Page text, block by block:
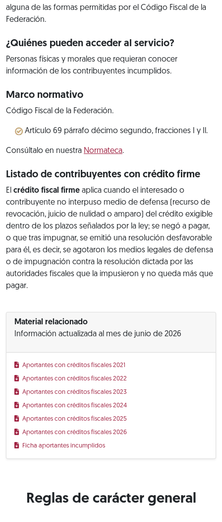
alguna de las formas permitidas por el Código Fiscal de la
Federación.
¿Quiénes pueden acceder al servicio?
Personas físicas y morales que requieran conocer
información de los contribuyentes incumplidos.
Marco normativo
Código Fiscal de la Federación.
Artículo 69 párrafo décimo segundo, fracciones I y Il.
Consúltalo en nuestra Normateca.
Listado de contribuyentes con crédito firme
El crédito fiscal firme aplica cuando el interesado o
contribuyente no interpuso medio de defensa (recurso de
revocación, juicio de nulidad o amparo) del crédito exigible
dentro de los plazos señalados por la ley; se negó a pagar,
o que tras impugnar, se emitió una resolución desfavorable
para él, es decir, se agotaron los medios legales de defensa
o de impugnación contra la resolución dictada por las
autoridades fiscales que la impusieron y no queda más que
pagar.
Material relacionado
Información actualizada al mes de junio de 2026
Aportantes con créditos fiscales 2021
Aportantes con créditos fiscales 2022
Aportantes con créditos fiscales 2023
Aportantes con créditos fiscales 2024
Aportantes con créditos fiscales 2025
Aportantes con créditos fiscales 2026
Ficha aportantes incumplidos
Reglas de carácter general